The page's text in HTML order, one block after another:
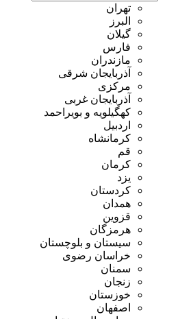
تهران
البرز
گیلان
فارس
مازندران
آذربایجان شرقی
مرکزی
آذربایجان غربی
کهگیلویه و بویراحمد
اردبیل
کرمانشاه
قم
کرمان
یزد
کردستان
همدان
قزوین
هرمزگان
سیستان و بلوچستان
خراسان رضوی
سمنان
زنجان
خوزستان
اصفهان